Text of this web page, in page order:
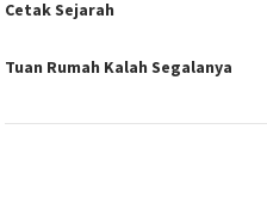
Cetak Sejarah
Tuan Rumah Kalah Segalanya